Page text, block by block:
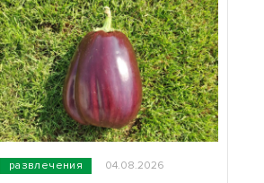
развлечения 04.08.2026